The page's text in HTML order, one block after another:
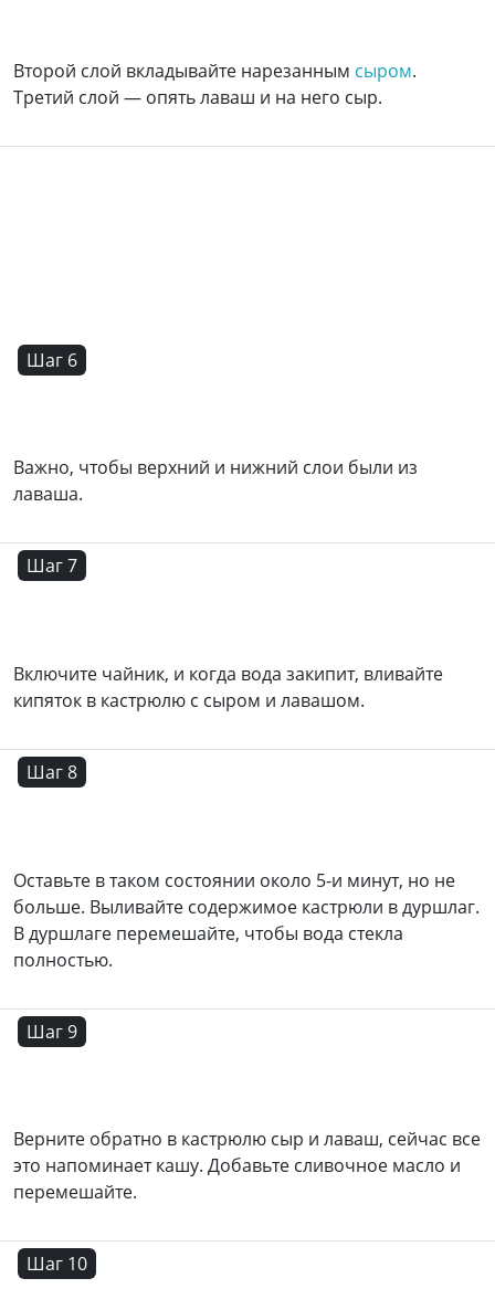
Второй слой вкладывайте нарезанным сыром.
Третий слой — опять лаваш и на него сыр.
Шаг 6
Важно, чтобы верхний и нижний слои были из
лаваша.
Шаг 7
Включите чайник, и когда вода закипит, вливайте
кипяток в кастрюлю с сыром и лавашом.
Шаг 8
Оставьте в таком состоянии около 5-и минут, но не
больше. Выливайте содержимое кастрюли в дуршлаг.
В дуршлаге перемешайте, чтобы вода стекла
полностью.
Шаг 9
Верните обратно в кастрюлю сыр и лаваш, сейчас все
это напоминает кашу. Добавьте сливочное масло и
перемешайте.
Шаг 10